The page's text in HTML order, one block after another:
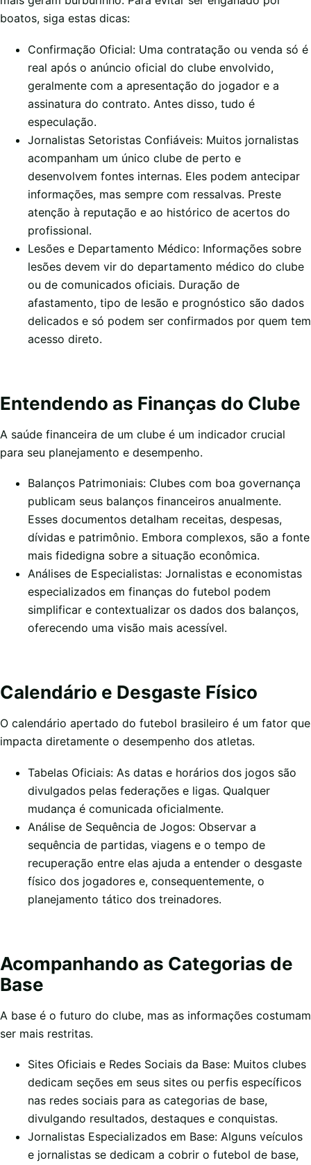
boatos, siga estas dicas:
Confirmação Oficial: Uma contratação ou venda só é
real após o anúncio oficial do clube envolvido,
geralmente com a apresentação do jogador e a
assinatura do contrato. Antes disso, tudo é
especulação.
Jornalistas Setoristas Confiáveis: Muitos jornalistas
acompanham um único clube de perto e
desenvolvem fontes internas. Eles podem antecipar
informações, mas sempre com ressalvas. Preste
atenção à reputação e ao histórico de acertos do
profissional.
Lesões e Departamento Médico: Informações sobre
lesões devem vir do departamento médico do clube
ou de comunicados oficiais. Duração de
afastamento, tipo de lesão e prognóstico são dados
delicados e só podem ser confirmados por quem tem
acesso direto.
Entendendo as Finanças do Clube
A saúde financeira de um clube é um indicador crucial
para seu planejamento e desempenho.
Balanços Patrimoniais: Clubes com boa governança
publicam seus balanços financeiros anualmente.
Esses documentos detalham receitas, despesas,
dívidas e patrimônio. Embora complexos, são a fonte
mais fidedigna sobre a situação econômica.
Análises de Especialistas: Jornalistas e economistas
especializados em finanças do futebol podem
simplificar e contextualizar os dados dos balanços,
oferecendo uma visão mais acessível.
Calendário e Desgaste Físico
O calendário apertado do futebol brasileiro é um fator que
impacta diretamente o desempenho dos atletas.
Tabelas Oficiais: As datas e horários dos jogos são
divulgados pelas federações e ligas. Qualquer
mudança é comunicada oficialmente.
Análise de Sequência de Jogos: Observar a
sequência de partidas, viagens e o tempo de
recuperação entre elas ajuda a entender o desgaste
físico dos jogadores e, consequentemente, o
planejamento tático dos treinadores.
Acompanhando as Categorias de
Base
A base é o futuro do clube, mas as informações costumam
ser mais restritas.
Sites Oficiais e Redes Sociais da Base: Muitos clubes
dedicam seções em seus sites ou perfis específicos
nas redes sociais para as categorias de base,
divulgando resultados, destaques e conquistas.
Jornalistas Especializados em Base: Alguns veículos
e jornalistas se dedicam a cobrir o futebol de base,